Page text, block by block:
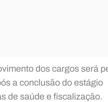
dos cargos será
a conclusão do estágio
de saúde e fiscalização.